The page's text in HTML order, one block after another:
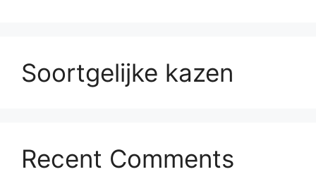
Soortgelijke kazen
Recent Comments